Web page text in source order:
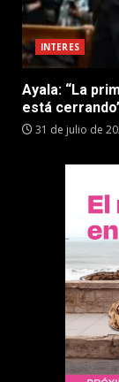
INTERES
Ayala: “La
está
31 de julio de